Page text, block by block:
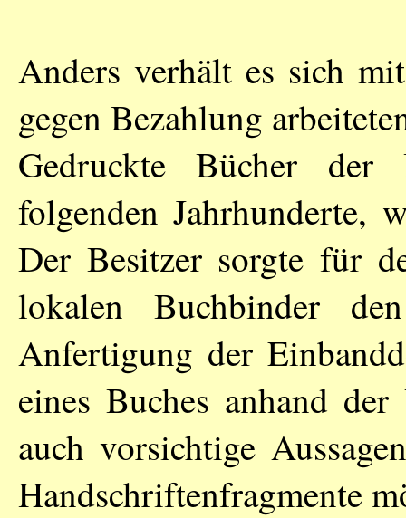
Anders verhält es sich
gegen Bezahlung
Gedruckte Bücher der
folgenden Jahrhunderte,
Der Besitzer sorgte für
lokalen Buchbinder
Anfertigung der
eines Buches anhand
auch vorsichtige
Handschriftenfragmente